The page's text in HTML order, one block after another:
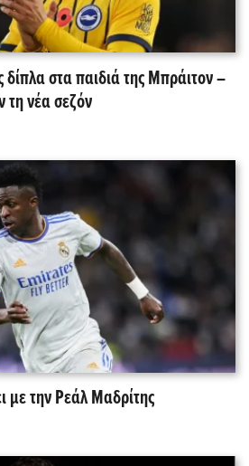
στα παιδιά της Μπράιτον –
τη νέα σεζόν
με την Ρεάλ Μαδρίτης